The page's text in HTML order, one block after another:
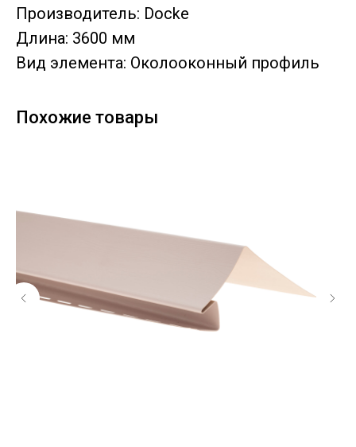
Производитель: Docke
Длина: 3600 мм
Вид элемента: Околооконный профиль
Похожие товары